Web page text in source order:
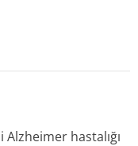
hastalığı